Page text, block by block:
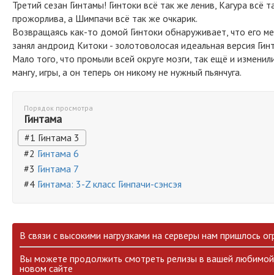
Третий сезан Гинтамы! Гинтоки всё так же ленив, Кагура всё
прожорлива, а Шимпачи всё так же очкарик.
Возвращаясь как-то домой Гинтоки обнаруживает, что его
занял андроид Китоки - золотоволосая идеальная версия
Мало того, что промыли всей округе мозги, так ещё и
мангу, игры, а он теперь он никому не нужный пьянчуга.
Порядок просмотра
Гинтама
#1 Гинтама 3
#2 Гинтама 6
#3 Гинтама 7
#4 Гинтама: 3-Z класс Гинпачи-сэнсэя
В связи с высокими нагрузками на серверы нам пришлось
Вы можете продолжить смотреть релизы в вашей
новом сайте